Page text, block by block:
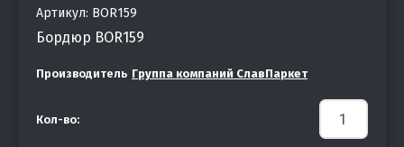
Артикул: BOR159
Бордюр BOR159
Производитель Группа компаний СлавПаркет
Кол-во: